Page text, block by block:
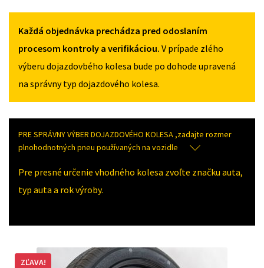
Každá objednávka prechádza pred odoslaním
procesom kontroly a verifikáciou. V prípade zlého
výberu dojazdovbého kolesa bude po dohode upravená
na správny typ dojazdového kolesa.
PRE SPRÁVNY VÝBER DOJAZDOVÉHO KOLESA ,zadajte rozmer
plnohodnotných pneu používaných na vozidle
Pre presné určenie vhodného kolesa zvoľte značku auta,
typ auta a rok výroby.
ZĽAVA!